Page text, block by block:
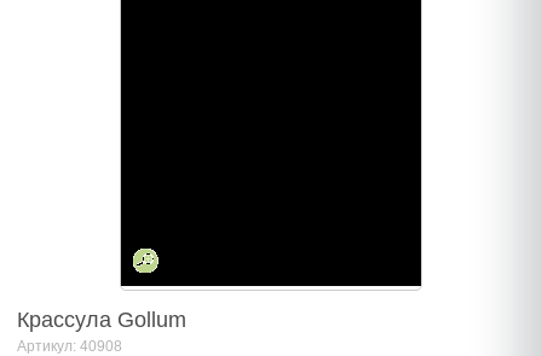
Крассула Gollum
Артикул: 40908